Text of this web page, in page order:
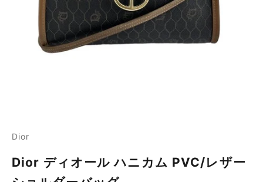
Dior
Dior ディオール ハニカム PVC/レザー